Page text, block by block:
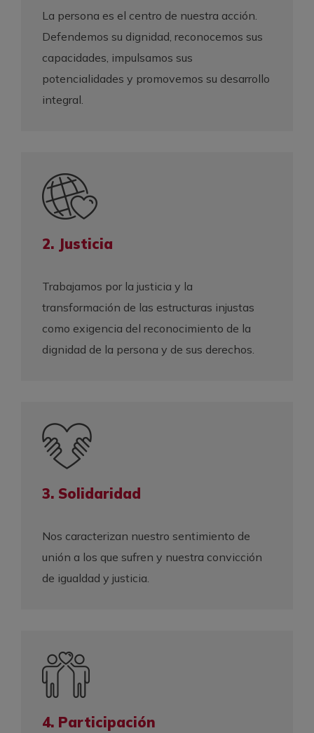
La persona es el centro de nuestra acción.
Defendemos su dignidad, reconocemos sus
capacidades, impulsamos sus
potencialidades y promovemos su desarrollo
integral.
2. Justicia
Trabajamos por la justicia y la
transformación de las estructuras injustas
como exigencia del reconocimiento de la
dignidad de la persona y de sus derechos.
3. Solidaridad
Nos caracterizan nuestro sentimiento de
unión a los que sufren y nuestra convicción
de igualdad y justicia.
4. Participación